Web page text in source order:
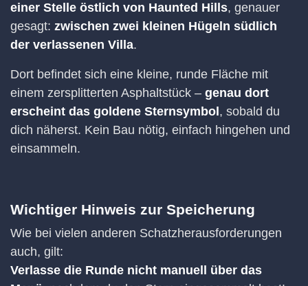
einer Stelle östlich von Haunted Hills, genauer
gesagt: zwischen zwei kleinen Hügeln südlich
der verlassenen Villa.
Dort befindet sich eine kleine, runde Fläche mit
einem zersplitterten Asphaltstück – genau dort
erscheint das goldene Sternsymbol , sobald du
dich näherst. Kein Bau nötig, einfach hingehen und
einsammeln.
Wichtiger Hinweis zur Speicherung
Wie bei vielen anderen Schatzherausforderungen
auch, gilt:
Verlasse die Runde nicht manuell über das